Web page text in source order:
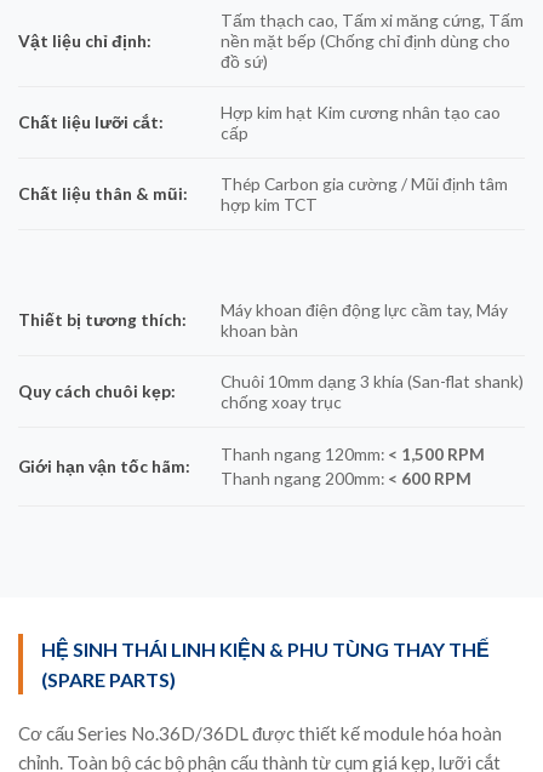
Vật liệu chỉ định:
Tấm thạch cao, Tấm xi măng cứng, Tấm
nền mặt bếp (Chống chỉ định dùng cho
đồ sứ)
Chất liệu lưỡi cắt:
Hợp kim hạt Kim cương nhân tạo cao
cấp
Chất liệu thân & mũi:
Thép Carbon gia cường / Mũi định tâm
hợp kim TCT
Thiết bị tương thích:
Máy khoan điện động lực cầm tay, Máy
khoan bàn
Quy cách chuôi kẹp:
Chuôi 10mm dạng 3 khía (San-flat shank)
chống xoay trục
Giới hạn vận tốc hãm:
Thanh ngang 120mm: < 1,500 RPM
Thanh ngang 200mm: < 600 RPM
HỆ SINH THÁI LINH KIỆN & PHU TÙNG THAY THẾ
(SPARE PARTS)
Cơ cấu Series No.36D/36DL được thiết kế module hóa hoàn
chỉnh. Toàn bộ các bộ phận cấu thành từ cụm giá kẹp, lưỡi cắt